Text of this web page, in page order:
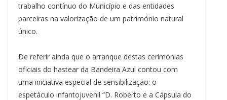
trabalho contínuo do Município e das entidades
parceiras na valorização de um património natural
único.
De referir ainda que o arranque destas cerimónias
oficiais do hastear da Bandeira Azul contou com
uma iniciativa especial de sensibilização: o
espetáculo infantojuvenil “D. Roberto e a Cápsula do